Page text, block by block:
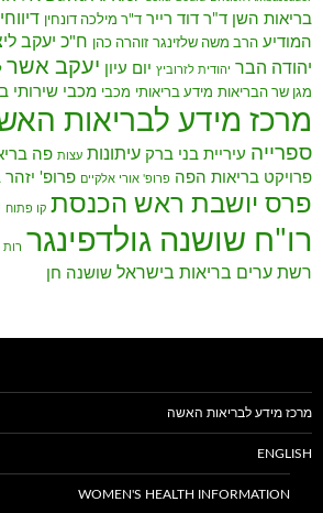
בריאות השן ד"ר דוד רייר ד"ר מילכה דונחין
המודיע הרב משה שלזינגר זוהרה כהן ח"כ יעקב
יהודה הבר יהודית לזרוביץ יום עיון יעקב אשר
מגן שר הבריאות מידע בריאותי מכבי מכבי שירותי
מרכז מידע לבריאות
ספרייה עיריית בני ברק עיתונות עצות פה
פרויקט בריאות הפה פרופ' אורי אלקיים פרופ'
פרס יושבת ראש הכנסת קו פתוח
רו"ח שושנה גולדפינגר רות
רשת ערים בריאות בישראל שושנה חן
מרכז מידע לבריאות האשה
ENGLISH
WOMEN'S HEALTH INFORMATION